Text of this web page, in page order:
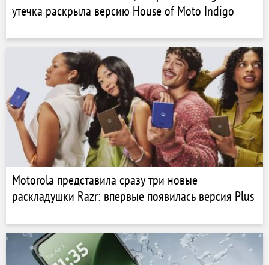
утечка раскрыла версию House of Moto Indigo
Motorola представила сразу три новые
раскладушки Razr: впервые появилась версия Plus